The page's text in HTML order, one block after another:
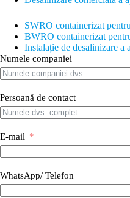
SWRO containerizat
BWRO containerizat
Instalație de desalinizare a
Numele companiei
Persoană de contact
E-mail
WhatsApp/ Telefon